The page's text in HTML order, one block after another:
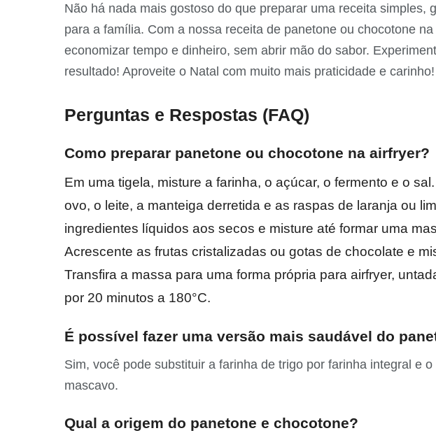
Não há nada mais gostoso do que preparar uma receita simples,
para a família. Com a nossa receita de panetone ou chocotone
economizar tempo e dinheiro, sem abrir mão do sabor.
resultado! Aproveite o Natal com muito mais praticidade e carinho!
Perguntas e Respostas (FAQ)
Como preparar panetone ou chocotone na airfryer?
Em uma tigela, misture a farinha, o açúcar, o fermento e o
ovo, o leite, a manteiga derretida e as raspas de laranja ou
ingredientes líquidos aos secos e misture até formar uma
Acrescente as frutas cristalizadas ou gotas de chocolate e
Transfira a massa para uma forma própria para airfryer,
por 20 minutos a 180°C.
É possível fazer uma versão mais saudável do
Sim, você pode substituir a farinha de trigo por farinha integral e
mascavo.
Qual a origem do panetone e chocotone?